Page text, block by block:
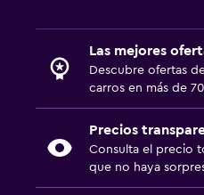
Las mejores
Descubre ofertas
carros en más de
Precios
Consulta el precio
que no haya